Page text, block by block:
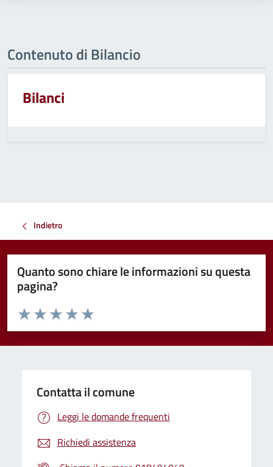
Contenuto di Bilancio
Bilanci
Indietro
Quanto sono chiare le informazioni su questa
pagina?
Valuta da 1 a 5 stelle la pagina
Valuta 5 stelle su 5
Valuta 4 stelle su 5
Valuta 3 stelle su 5
Valuta 2 stelle su 5
Valuta 1 stelle su 5
Contatta il comune
Leggi le domande frequenti
Richiedi assistenza